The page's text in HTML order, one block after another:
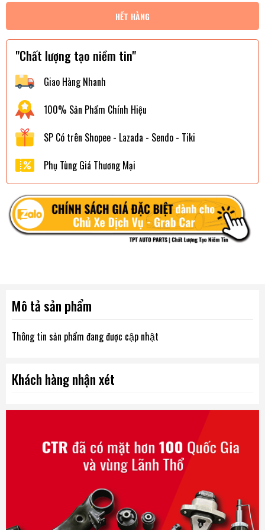
HẾT HÀNG
"Chất lượng tạo niềm tin"
Giao Hàng Nhanh
100% Sản Phẩm Chính Hiệu
SP Có trên Shopee - Lazada - Sendo - Tiki
Phụ Tùng Giá Thương Mại
Mô tả sản phẩm
Thông tin sản phẩm đang được cập nhật
Khách hàng nhận xét